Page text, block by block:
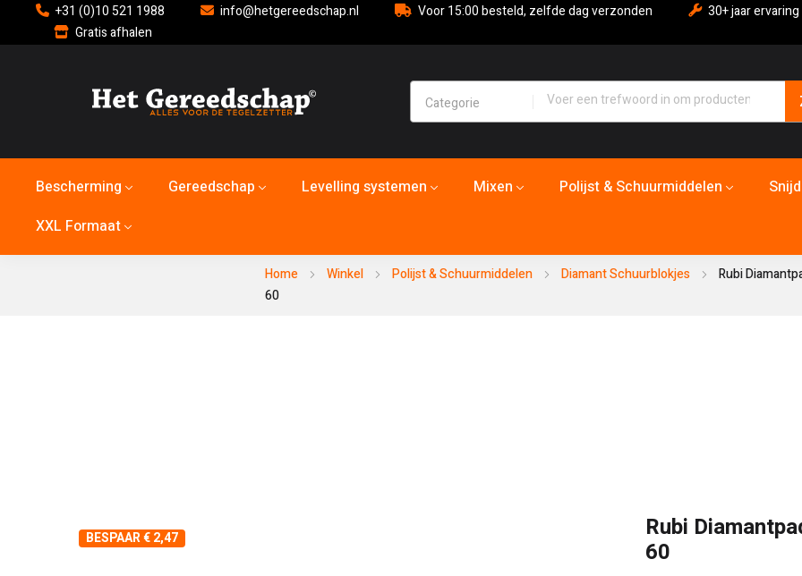
+31 (0)10 521 1988 info@hetgereedschap.nl Voor 15:00 besteld, zelfde dag verzonden
30+ jaar ervaring
Gratis afhalen
Bescherming Gereedschap Levelling systemen Mixen Polijst & Schuurmiddelen
XXL Formaat
Home Winkel Polijst & Schuurmiddelen Diamant Schuurblokjes
Rubi
60
BESPAAR € 2,47
Rubi
60